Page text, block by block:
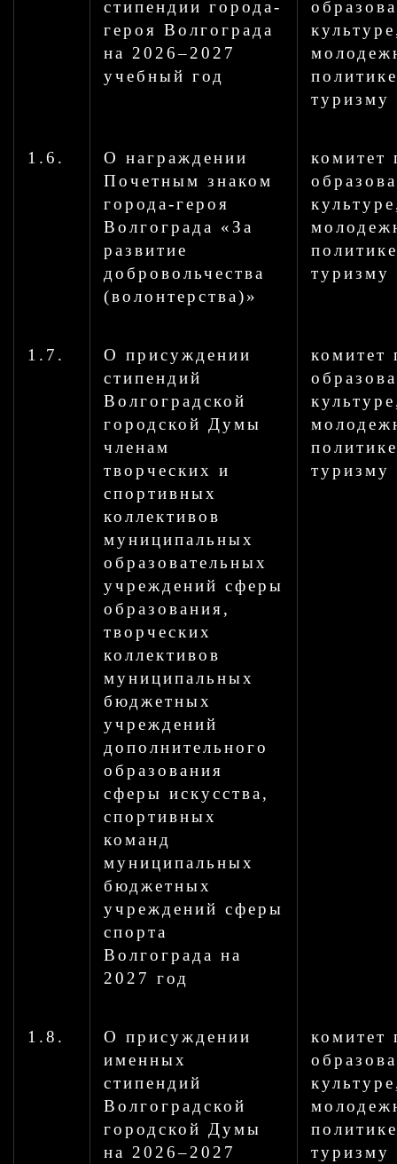
стипендии города-
героя Волгограда
на 2026–2027
учебный год
туризму
1.6.
О награждении
Почетным знаком
города-героя
Волгограда «За
развитие
добровольчества
(волонтерства)»
комитет
туризму
1.7.
О присуждении
стипендий
Волгоградской
городской Думы
членам
творческих и
спортивных
коллективов
муниципальных
образовательных
учреждений сферы
образования,
творческих
коллективов
муниципальных
бюджетных
учреждений
дополнительного
образования
сферы искусства,
спортивных
команд
муниципальных
бюджетных
учреждений сферы
спорта
Волгограда на
2027 год
комитет
туризму
1.8.
О присуждении
именных
стипендий
Волгоградской
городской Думы
на 2026–2027
комитет
туризму